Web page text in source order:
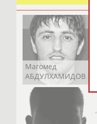
Магомед
АБДУЛХАМИДОВ